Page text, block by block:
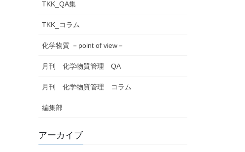
TKK_QA集
TKK_コラム
化学物質 －point of view－
月刊 化学物質管理 QA
月刊 化学物質管理 コラム
編集部
アーカイブ